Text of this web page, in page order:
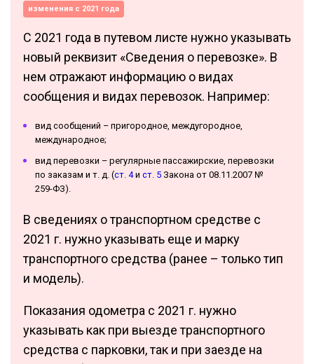
изменения с 2021 года
С 2021 года в путевом листе нужно указывать
новый реквизит «Сведения о перевозке». В
нем отражают информацию о видах
сообщения и видах перевозок. Например:
вид сообщений – пригородное, междугородное,
международное;
вид перевозки – регулярные пассажирские, перевозки
по заказам и т. д. (ст. 4и ст. 5 Закона от 08.11.2007 №
259-ФЗ).
В сведениях о транспортном средстве с
2021 г. нужно указывать еще и марку
транспортного средства (ранее – только тип
и модель).
Показания одометра с 2021 г. нужно
указывать как при выезде транспортного
средства с парковки, так и при заезде на